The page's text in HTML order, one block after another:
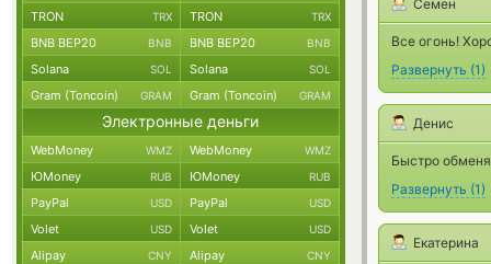
Семен
Все огонь!
Развернуть (1)
Денис
Быстро
Развернуть (1)
Екатерина
TRON TRX TRON TRX
BNB BEP20 BNB BNB BEP20 BNB
Solana SOL Solana SOL
Gram (Toncoin) GRAM Gram (Toncoin) GRAM
Электронные деньги
WebMoney WMZ WebMoney WMZ
ЮMoney RUB ЮMoney RUB
PayPal USD PayPal USD
Volet USD Volet USD
Alipay CNY Alipay CNY